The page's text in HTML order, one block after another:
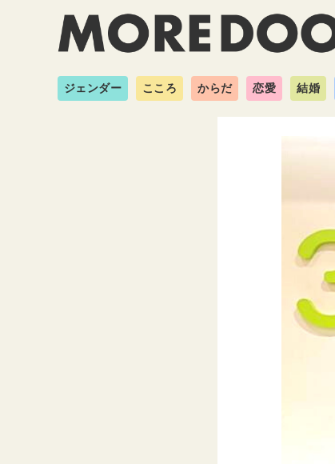
ジェンダー こころ からだ 恋愛 結婚